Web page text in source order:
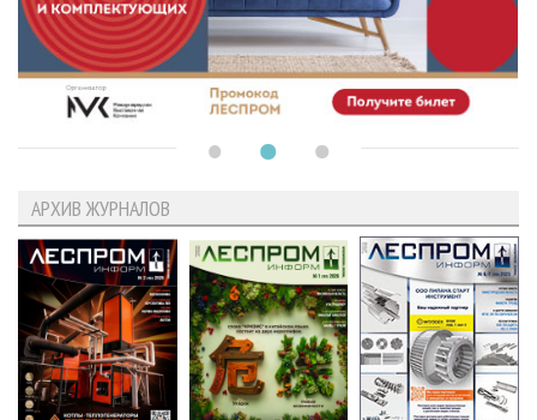
АРХИВ ЖУРНАЛОВ